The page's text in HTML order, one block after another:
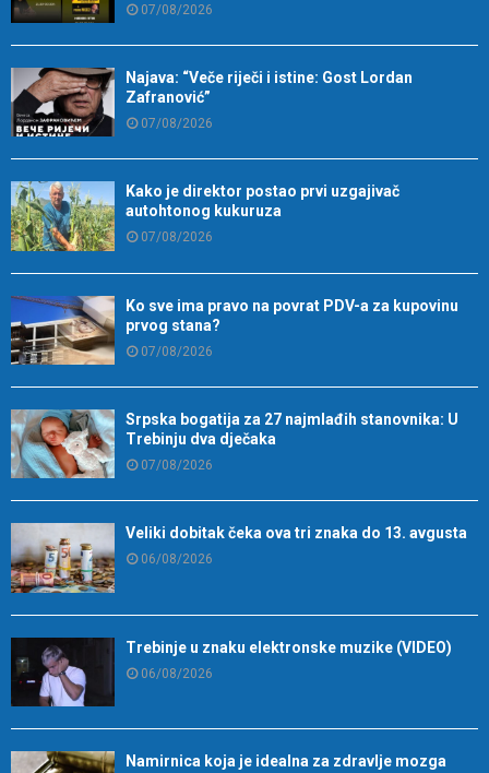
07/08/2026
Najava: “Veče riječi i istine: Gost Lordan
Zafranović”
07/08/2026
Kako je direktor postao prvi uzgajivač
autohtonog kukuruza
07/08/2026
Ko sve ima pravo na povrat PDV-a za kupovinu
prvog stana?
07/08/2026
Srpska bogatija za 27 najmlađih stanovnika: U
Trebinju dva dječaka
07/08/2026
Veliki dobitak čeka ova tri znaka do 13. avgusta
06/08/2026
Trebinje u znaku elektronske muzike (VIDEO)
06/08/2026
Namirnica koja je idealna za zdravlje mozga